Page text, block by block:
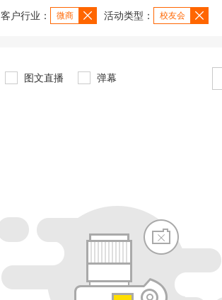
客户行业： 微商 活动类型： 校友会
图文直播 弹幕